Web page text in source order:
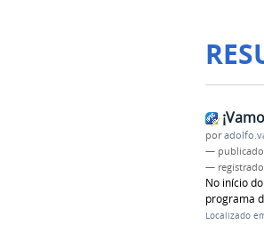
por
— publicado
— registrado
No início
programa
Localizado